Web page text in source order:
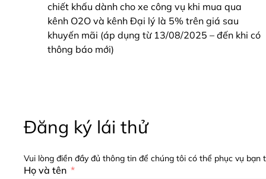
chiết khấu dành cho xe công vụ khi mua qua
kênh O2O và kênh Đại lý là 5% trên giá sau
khuyến mãi (áp dụng từ 13/08/2025 – đến khi có
thông báo mới)
Đăng ký lái thử
Vui lòng điền đầy đủ thông tin để chúng tôi có thể phục vụ bạn
Họ và tên